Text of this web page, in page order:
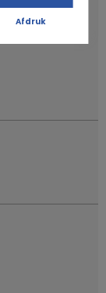
Afdruk